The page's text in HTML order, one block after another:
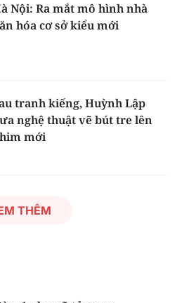
Nội: Ra mắt mô hình nhà
hóa cơ sở kiểu mới
tranh kiếng, Huỳnh Lập
nghệ thuật vẽ bút tre lên
mới
THÊM